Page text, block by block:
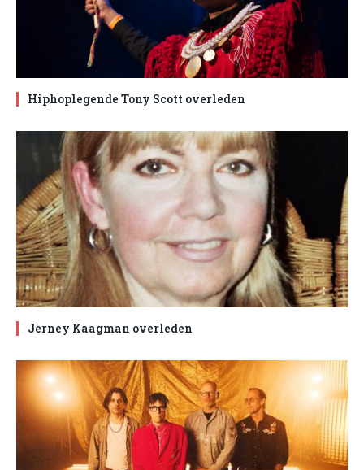
Hiphoplegende Tony Scott overleden
Jerney Kaagman overleden